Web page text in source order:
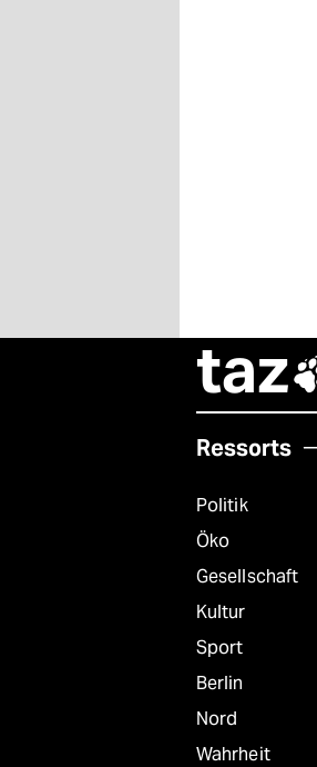
taz
Ressorts
Politik
Öko
Gesellschaft
Kultur
Sport
Berlin
Nord
Wahrheit